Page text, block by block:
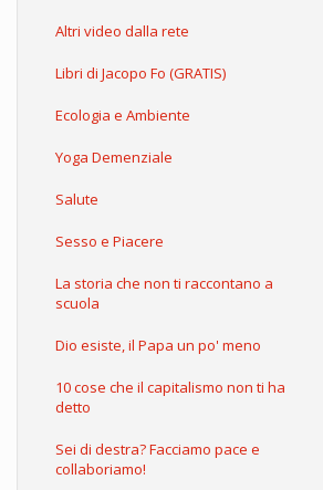
Altri video dalla rete
Libri di Jacopo Fo (GRATIS)
Ecologia e Ambiente
Yoga Demenziale
Salute
Sesso e Piacere
La storia che non ti raccontano a
scuola
Dio esiste, il Papa un po' meno
10 cose che il capitalismo non ti ha
detto
Sei di destra? Facciamo pace e
collaboriamo!